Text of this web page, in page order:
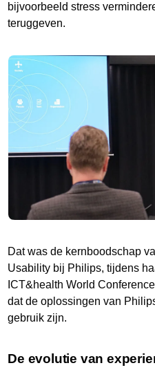
bijvoorbeeld stress
teruggeven.
Dat was de kernboodschap
Usability bij Philips, tijdens
ICT&health World
dat de oplossingen van
gebruik zijn.
De evolutie van